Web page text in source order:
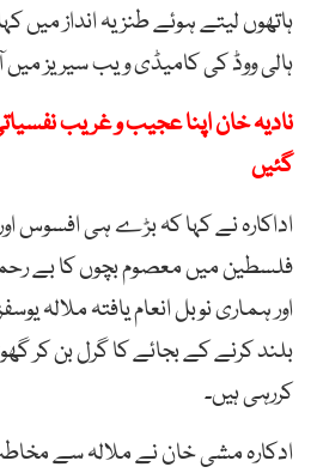
ہاتھوں لیتے ہوئے طنزیہ انداز میں
ہالی ووڈ کی کامیڈی ویب سیریز میں
نادیہ خان اپنا عجیب و غریب
گئیں
اداکارہ نے کہا کہ بڑے ہی افسوس
فلسطین میں معصوم بچوں کا بے
اور ہماری نوبل انعام یافتہ ملالہ
بلند کرنے کے بجائے کا گرل بن کر
کررہی ہیں۔
ادکارہ مشی خان نے ملالہ سے